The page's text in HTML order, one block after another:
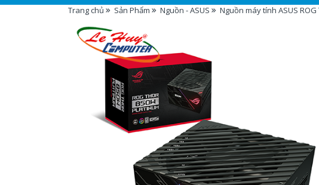
Trang chủ Sản Phẩm Nguồn - ASUS Nguồn máy tính ASUS